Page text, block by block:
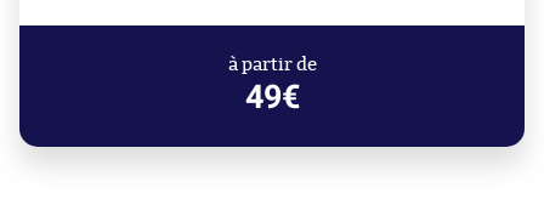
à partir de
49€